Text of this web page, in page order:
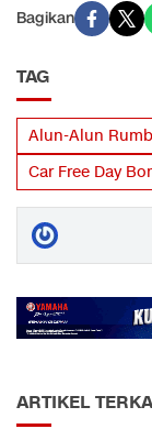
Bagikan
TAG
Alun-Alun
Car Free Day
ARTIKEL